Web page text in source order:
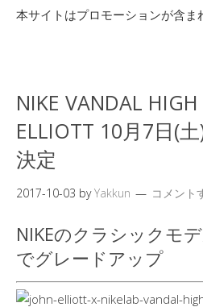
本サイトはプロモーションが含ま
NIKE VANDAL
ELLIOTT 10月7日(
決定
2017-10-03 byYakkun コメント
NIKEのクラシックモ
でグレードアップ